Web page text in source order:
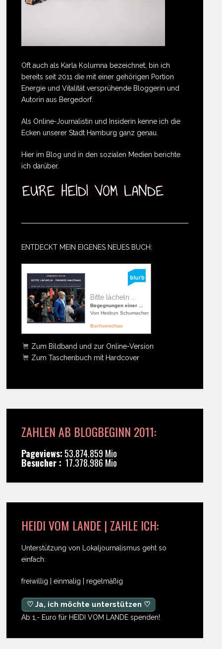
Oft auch als Karla Kolumna bezeichnet, bin ich
bereits seit 2011 die mit einer gehörigen Portion
Energie und Vitalität versprühende Bloggerin und
Autorin aus Bergedorf.
Als Online-Journalistin und Insiderin kenne ich die
Ecken unserer Stadt Hamburg ganz genau.
Hier im Blog und in den sozialen Medien berichte
ich darüber.
ENTDECKT MEIN EIGENES NEUES BUCH:
Bitte lächeln ...
Begegnungen einer ...
Von Heidrun Schumacher
Buchvorschau
Zum Bildband und zur Online-Version
Zum Taschenbuch mit Hardcover
ZAHLEN AB BLOGBEGINN 2011:
Pageviews: 53.874.859 Mio
Besucher : 17.378.986 Mio
HEIDI VOM LANDE | ZAHLE ICH:
Unterstützung von Lokaljournalismus geht so
einfach:
freiwillig | einmalig | regelmäßig
♡ Ja, ich möchte unterstützen ♡
Ab 1,- Euro für HEIDI VOM LANDE spenden!